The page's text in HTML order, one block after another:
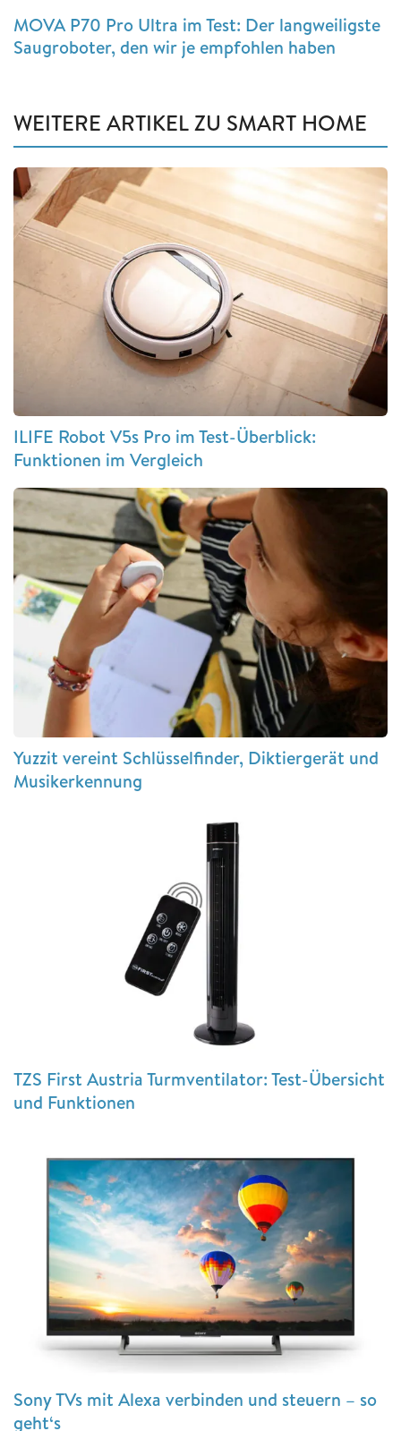
MOVA P70 Pro Ultra im Test: Der langweiligste
Saugroboter, den wir je empfohlen haben
WEITERE ARTIKEL ZU SMART HOME
ILIFE Robot V5s Pro im Test-Überblick:
Funktionen im Vergleich
Yuzzit vereint Schlüsselfinder, Diktiergerät und
Musikerkennung
TZS First Austria Turmventilator: Test-Übersicht
und Funktionen
Sony TVs mit Alexa verbinden und steuern – so
geht‘s